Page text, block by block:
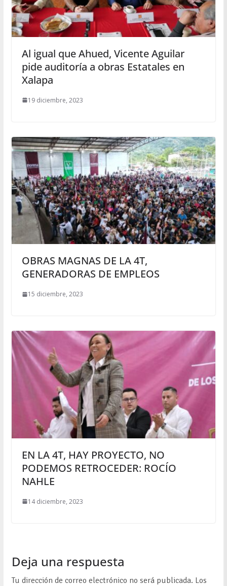
Al igual que Ahued, Vicente Aguilar
pide auditoría a obras Estatales en
Xalapa
19 diciembre, 2023
OBRAS MAGNAS DE LA 4T,
GENERADORAS DE EMPLEOS
15 diciembre, 2023
EN LA 4T, HAY PROYECTO, NO
PODEMOS RETROCEDER: ROCÍO
NAHLE
14 diciembre, 2023
Deja una respuesta
Tu dirección de correo electrónico no será publicada. Los